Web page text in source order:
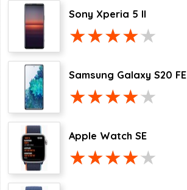
Sony Xperia 5 II
Samsung Galaxy S20 FE
Apple Watch SE